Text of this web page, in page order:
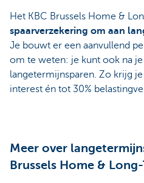
Het KBC Brussels Home &
spaarverzekering om aan
Je bouwt er een aanvullend
om te weten: je kunt ook na
langetermijnsparen. Zo krijg
interest én tot 30%
Meer over
Brussels Home &